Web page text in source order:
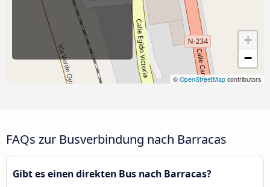
+
−
© OpenStreetMap contributors
FAQs zur Busverbindung nach Barracas
Gibt es einen direkten Bus nach Barracas?